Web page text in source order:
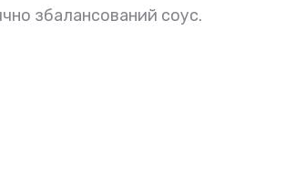
збалансований соус.